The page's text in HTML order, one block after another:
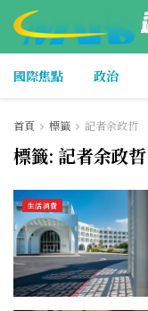
國際焦點 政治
首頁 標籤 記者余政哲
標籤: 記者余政哲
生活消費